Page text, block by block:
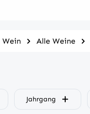
Wein Alle Weine
Jahrgang